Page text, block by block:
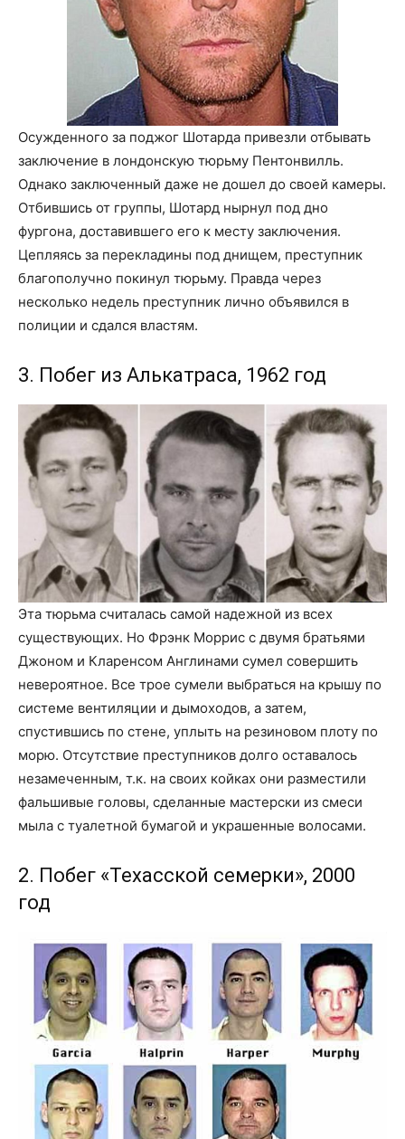
Осужденного за поджог Шотарда привезли отбывать
заключение в лондонскую тюрьму Пентонвилль.
Однако заключенный даже не дошел до своей камеры.
Отбившись от группы, Шотард нырнул под дно
фургона, доставившего его к месту заключения.
Цепляясь за перекладины под днищем, преступник
благополучно покинул тюрьму. Правда через
несколько недель преступник лично объявился в
полиции и сдался властям.
3. Побег из Алькатраса, 1962 год
Эта тюрьма считалась самой надежной из всех
существующих. Но Фрэнк Моррис с двумя братьями
Джоном и Кларенсом Англинами сумел совершить
невероятное. Все трое сумели выбраться на крышу по
системе вентиляции и дымоходов, а затем,
спустившись по стене, уплыть на резиновом плоту по
морю. Отсутствие преступников долго оставалось
незамеченным, т.к. на своих койках они разместили
фальшивые головы, сделанные мастерски из смеси
мыла с туалетной бумагой и украшенные волосами.
2. Побег «Техасской семерки», 2000
год